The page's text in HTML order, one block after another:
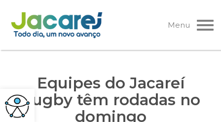
Pular
para
o
Menu
Equipes do Jacareí
Rugby têm rodadas no
domingo